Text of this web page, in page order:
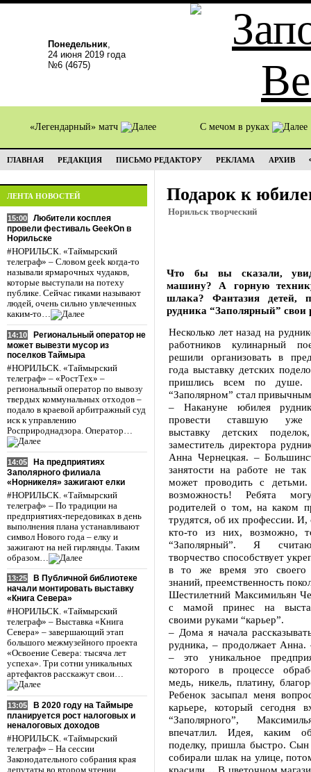
Понедельник,
24 июня 2019 года
№6 (4675)
«Легендарный» матч С мечом в руках
ГЛАВНАЯ РЕДАКЦИЯ ПИСЬМО РЕДАКТОРУ РЕКЛАМА АРХИВ
ЛЕНТА НОВОСТЕЙ
15:00
Любители косплея
провели фестиваль GeekOn в
Норильске
#НОРИЛЬСК. «Таймырский
телеграф» – Словом geek когда-то
называли ярмарочных чудаков,
которые выступали на потеху
публике. Сейчас гиками называют
людей, очень сильно увлеченных
каким-то…
14:10
Региональный оператор не
может вывезти мусор из
поселков Таймыра
#НОРИЛЬСК. «Таймырский
телеграф» – «РостТех» –
региональный оператор по вывозу
твердых коммунальных отходов –
подало в краевой арбитражный суд
иск к управлению
Росприроднадзора. Оператор…
14:05
На предприятиях
Заполярного филиала
«Норникеля» зажигают елки
#НОРИЛЬСК. «Таймырский
телеграф» – По традиции на
предприятиях-передовиках в день
выполнения плана устанавливают
символ Нового года – елку и
зажигают на ней гирлянды. Таким
образом…
13:25
В Публичной библиотеке
начали монтировать выставку
«Книга Севера»
#НОРИЛЬСК. «Таймырский
телеграф» – Выставка «Книга
Севера» – завершающий этап
большого межмузейного проекта
«Освоение Севера: тысяча лет
успеха». Три сотни уникальных
артефактов расскажут свои…
13:05
В 2020 году на Таймыре
планируется рост налоговых и
неналоговых доходов
#НОРИЛЬСК. «Таймырский
телеграф» – На сессии
Законодательного собрания края
депутаты во втором чтении
Подарок к
Норильск творческий
Что бы вы сказали,
машину? А горную
шлака? Фантазия детей,
рудника “Заполярный” свои
Несколько лет назад на
работников кулинарный
решили организовать в
года выставку детских
пришлись всем по душе.
“Заполярном” стал
– Накануне юбилея
провести ставшую уже
выставку детских
заместитель директора
Анна Чернецкая. –
занятости на работе не
может проводить с
возможность! Ребята
родителей о том, на каком
трудятся, об их профессии. И,
кто-то из них, возможно,
“Заполярный”. Я
творчество способствует
в то же время это своего
знаний, преемственность
Шестилетний Максимильян
с мамой принес на
своими руками “карьер”.
– Дома я начала
рудника, – продолжает Анна.
– это уникальное
которого в процессе
медь, никель, платину,
Ребенок засыпал меня
карьере, который сегодня
“Заполярного”,
впечатлил. Идея, каким
поделку, пришла быстро.
собирали шлак на улице,
красили… В цветочном